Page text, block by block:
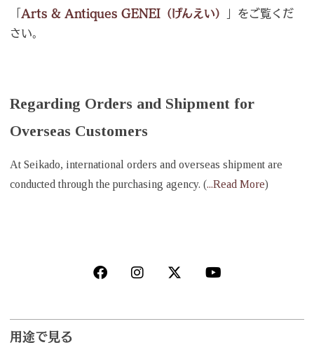
Arts & Antiques GENEI（げんえい）
」をご覧くだ
さい。
Regarding Orders and Shipment for
Overseas Customers
At Seikado, international orders and overseas shipment are
conducted through the purchasing agency. (...Read More)
用途で見る